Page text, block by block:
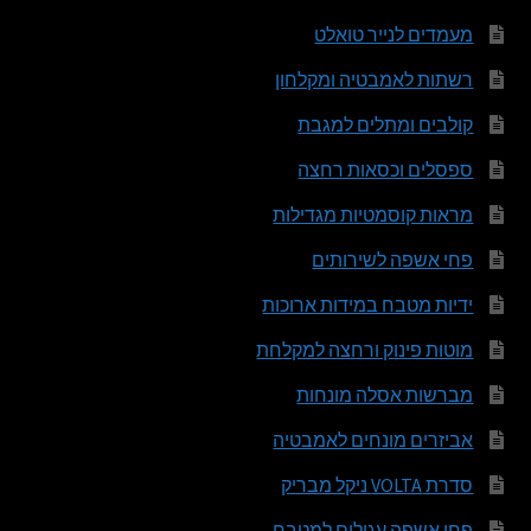
מעמדים לנייר טואלט
רשתות לאמבטיה ומקלחון
קולבים ומתלים למגבת
ספסלים וכסאות רחצה
מראות קוסמטיות מגדילות
פחי אשפה לשירותים
ידיות מטבח במידות ארוכות
מוטות פינוק ורחצה למקלחת
מברשות אסלה מונחות
אביזרים מונחים לאמבטיה
סדרת VOLTA ניקל מבריק